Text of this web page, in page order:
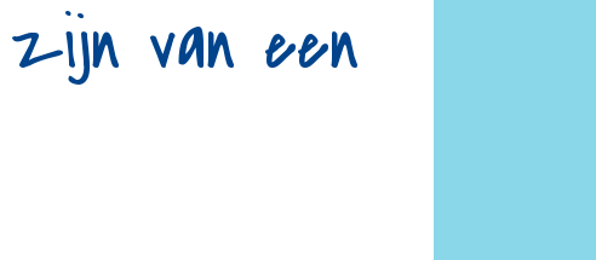
van een